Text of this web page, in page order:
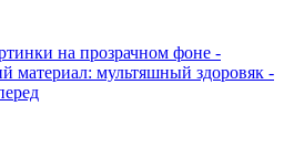
на прозрачном фоне -
материал: мультяшный здоровяк -